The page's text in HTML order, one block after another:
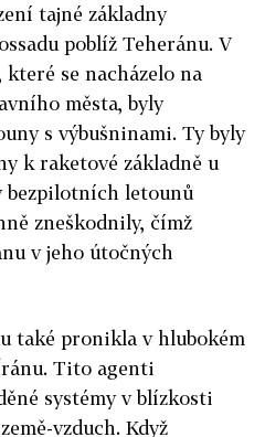
tajné základny
poblíž Teheránu. V
se nacházelo na
města, byly
s výbušninami. Ty byly
k raketové základně u
bezpilotních letounů
zneškodnily, čímž
v jeho útočných
také pronikla v hlubokém
Tito agenti
systémy v blízkosti
vzduch. Když